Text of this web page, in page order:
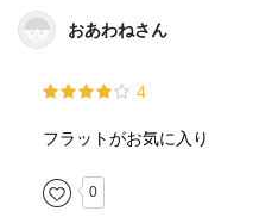
おあわねさん
4
フラットがお気に入り
0